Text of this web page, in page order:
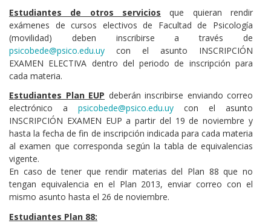
Estudiantes de otros servicios que quieran rendir
exámenes de cursos electivos de Facultad de Psicología
(movilidad) deben inscribirse a través de
psicobede@psico.edu.uy con el asunto INSCRIPCIÓN
EXAMEN ELECTIVA dentro del periodo de inscripción para
cada materia.
Estudiantes Plan EUP deberán inscribirse enviando correo
electrónico a psicobede@psico.edu.uy con el asunto
INSCRIPCIÓN EXAMEN EUP a partir del 19 de noviembre y
hasta la fecha de fin de inscripción indicada para cada materia
al examen que corresponda según la tabla de equivalencias
vigente.
En caso de tener que rendir materias del Plan 88 que no
tengan equivalencia en el Plan 2013, enviar correo con el
mismo asunto hasta el 26 de noviembre.
Estudiantes Plan 88: